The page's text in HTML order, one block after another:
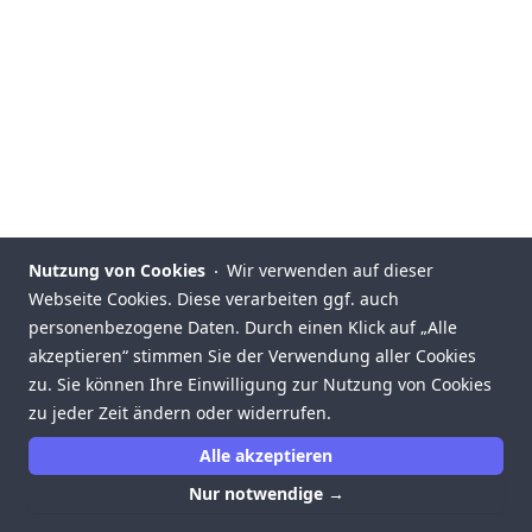
Nutzung von Cookies
Wir verwenden auf dieser
Webseite Cookies. Diese verarbeiten ggf. auch
personenbezogene Daten. Durch einen Klick auf „Alle
akzeptieren“ stimmen Sie der Verwendung aller Cookies
zu. Sie können Ihre Einwilligung zur Nutzung von Cookies
zu jeder Zeit ändern oder widerrufen.
Alle akzeptieren
Nur notwendige →